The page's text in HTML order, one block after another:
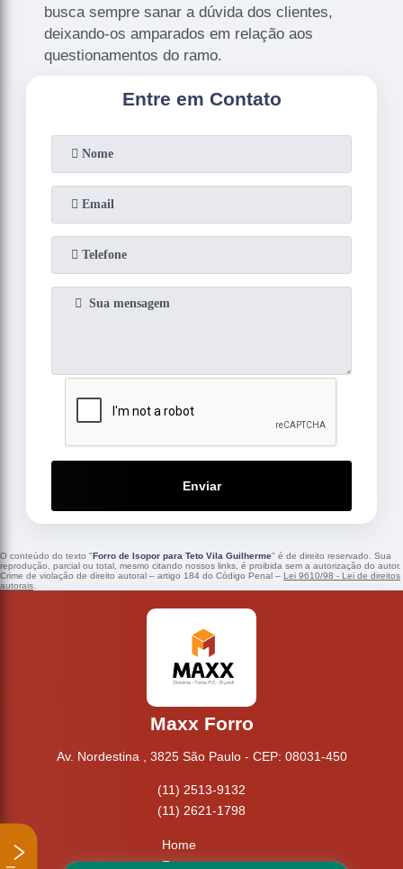
busca sempre sanar a dúvida dos clientes,
deixando-os amparados em relação aos
questionamentos do ramo.
Entre em Contato
Enviar
O conteúdo do texto "Forro de Isopor para Teto Vila Guilherme" é de direito reservado. Sua
reprodução, parcial ou total, mesmo citando nossos links, é proibida sem a autorização do autor.
Crime de violação de direito autoral – artigo 184 do Código Penal – Lei 9610/98 - Lei de direitos
autorais.
Maxx Forro
Av. Nordestina , 3825 São Paulo - CEP: 08031-450
(11) 2513-9132
(11) 2621-1798
Home
Empresa